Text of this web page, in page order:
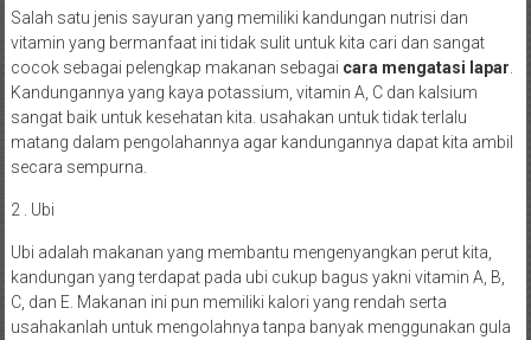
Salah satu jenis sayuran yang memiliki kandungan nutrisi dan
vitamin yang bermanfaat ini tidak sulit untuk kita cari dan sangat
cocok sebagai pelengkap makanan sebagai cara mengatasi lapar
Kandungannya yang kaya potassium, vitamin A, C dan kalsium
sangat baik untuk kesehatan kita. usahakan untuk tidak terlalu
matang dalam pengolahannya agar kandungannya dapat kita ambil
secara sempurna.
2 . Ubi
Ubi adalah makanan yang membantu mengenyangkan perut kita,
kandungan yang terdapat pada ubi cukup bagus yakni vitamin A, B,
C, dan E. Makanan ini pun memiliki kalori yang rendah serta
usahakanlah untuk mengolahnya tanpa banyak menggunakan gula